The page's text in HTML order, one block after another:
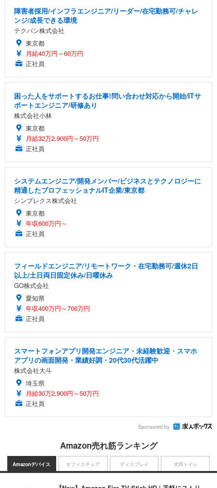
障害者採用/インフラエンジニア/リーダー/在宅勤務可/チャレ
ンジ/成長できる環境
テクバン株式会社
東京都
月給40万円～60万円
正社員
困った人をサポートするお仕事!問い合わせ対応から開始/ITサ
ポートエンジニア/研修あり
株式会社小林
東京都
月給32万2,900円～50万円
正社員
システムエンジニア/開発メンバー/ビジネスとテクノロジーに
精通したプロフェッショナルIT企業/東京都
シンプレクス株式会社
東京都
年収600万円～
正社員
フィールドエンジニア/リモートワーク・在宅勤務可/週休2日
以上/土日両日固定休み/日曜休み
GO株式会社
愛知県
年収400万円～700万円
正社員
スマートフォンアプリ開発エンジニア・未経験歓迎・スマホ
アプリの画面開発・業績好調・20代30代活躍中
株式会社大斗
埼玉県
月給30万2,900円～50万円
正社員
Sponsored by
Amazon売れ筋ランキング
Amazonデバイス オフィスチェア ディスプレイ 犬用トイレ